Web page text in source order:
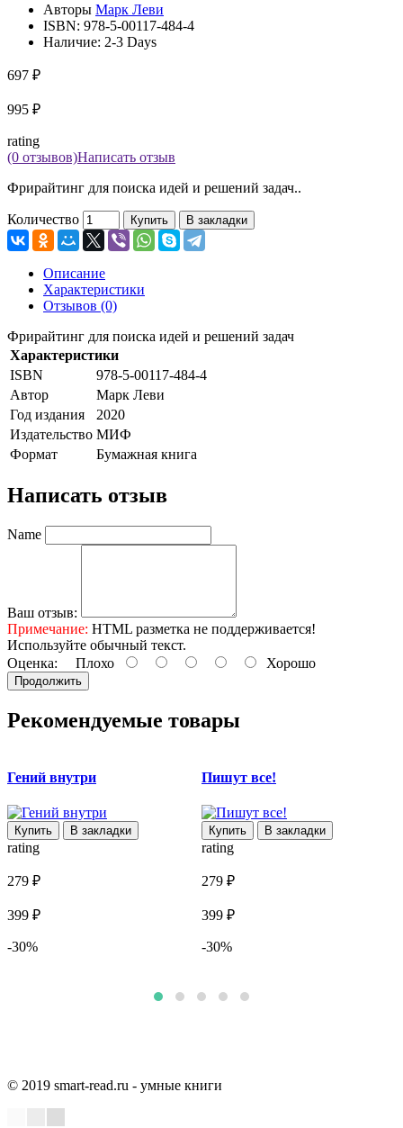
Авторы Марк Леви
ISBN: 978-5-00117-484-4
Наличие: 2-3 Days
697 ₽
995 ₽
rating
(0 отзывов)Написать отзыв
Фрирайтинг для поиска идей и решений задач..
Количество Купить В закладки
Описание
Характеристики
Отзывов (0)
Фрирайтинг для поиска идей и решений задач
Характеристики
ISBN
978-5-00117-484-4
Автор
Марк Леви
Год издания
2020
Издательство МИФ
Формат
Бумажная книга
Написать отзыв
Name
Ваш отзыв:
Примечание: HTML разметка не поддерживается!
Используйте обычный текст.
Оценка: Плохо Хорошо
Продолжить
Рекомендуемые товары
Гений внутри
Купить В закладки
rating
279 ₽
399 ₽
-30%
Пишут все!
Купить В закладки
rating
279 ₽
399 ₽
-30%
© 2019 smart-read.ru - умные книги